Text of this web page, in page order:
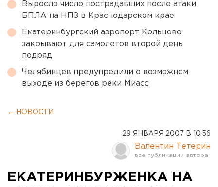
Выросло число пострадавших после атаки
БПЛА на НПЗ в Краснодарском крае
Екатеринбургский аэропорт Кольцово
закрывают для самолетов второй день
подряд
Челябинцев предупредили о возможном
выходе из берегов реки Миасс
← НОВОСТИ
29 ЯНВАРЯ 2007 В 10:56
Валентин Тетерин
ЕКАТЕРИНБУРЖЕНКА НА